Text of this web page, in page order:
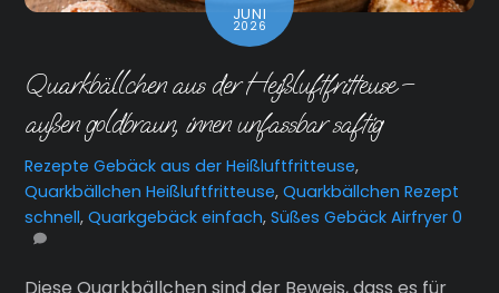
JUNI
2026
Quarkbällchen aus der Heißluftfritteuse –
außen goldbraun, innen unfassbar saftig
Rezepte Gebäck aus der Heißluftfritteuse,
Quarkbällchen Heißluftfritteuse,Quarkbällchen Rezept
schnell,Quarkgebäck einfach,Süßes Gebäck Airfryer 0
Diese Quarkbällchen sind der Beweis, dass es für